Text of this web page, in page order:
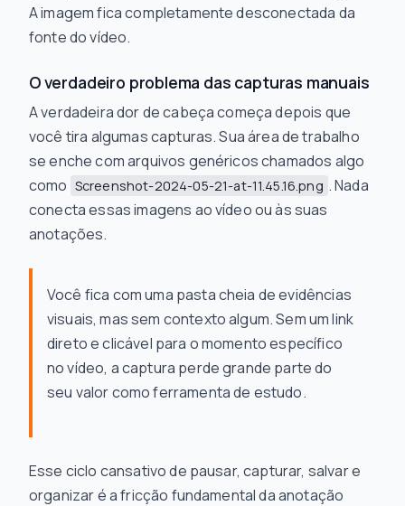
A imagem fica completamente desconectada da
fonte do vídeo.
O verdadeiro problema das capturas manuais
A verdadeira dor de cabeça começa depois que
você tira algumas capturas. Sua área de trabalho
se enche com arquivos genéricos chamados algo
como Screenshot-2024-05-21-at-11.45.16.png . Nada
conecta essas imagens ao vídeo ou às suas
anotações.
Você fica com uma pasta cheia de evidências
visuais, mas sem contexto algum. Sem um link
direto e clicável para o momento específico
no vídeo, a captura perde grande parte do
seu valor como ferramenta de estudo.
Esse ciclo cansativo de pausar, capturar, salvar e
organizar é a fricção fundamental da anotação